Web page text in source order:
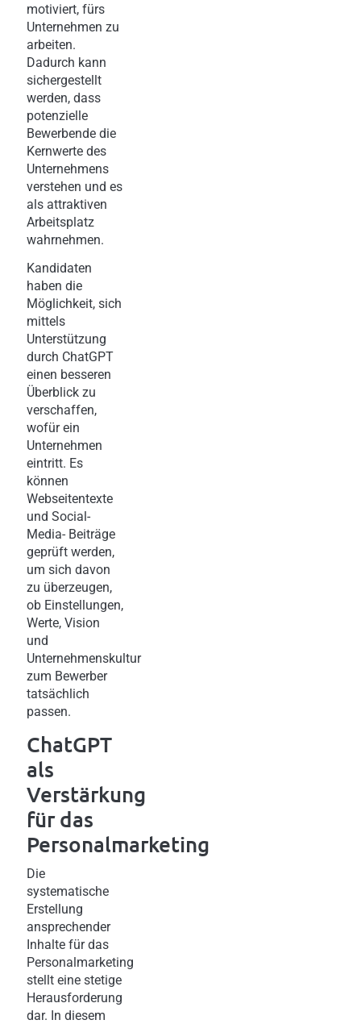
motiviert, fürs
Unternehmen zu
arbeiten.
Dadurch kann
sichergestellt
werden, dass
potenzielle
Bewerbende die
Kernwerte des
Unternehmens
verstehen und es
als attraktiven
Arbeitsplatz
wahrnehmen.
Kandidaten
haben die
Möglichkeit, sich
mittels
Unterstützung
durch ChatGPT
einen besseren
Überblick zu
verschaffen,
wofür ein
Unternehmen
eintritt. Es
können
Webseitentexte
und Social-
Media- Beiträge
geprüft werden,
um sich davon
zu überzeugen,
ob Einstellungen,
Werte, Vision
und
Unternehmenskultur
zum Bewerber
tatsächlich
passen.
ChatGPT
als
Verstärkung
für das
Personalmarketing
Die
systematische
Erstellung
ansprechender
Inhalte für das
Personalmarketing
stellt eine stetige
Herausforderung
dar. In diesem